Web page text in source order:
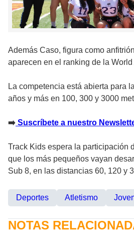
Además Caso, figura como
aparecen en el ranking de la
La competencia está abierta para
años y más en 100, 300 y 3000
➡ Suscríbete a nuestro
Track Kids espera la participación
que los más pequeños vayan
Sub 8, en las distancias 60, 120 y
Deportes Atletismo
NOTAS